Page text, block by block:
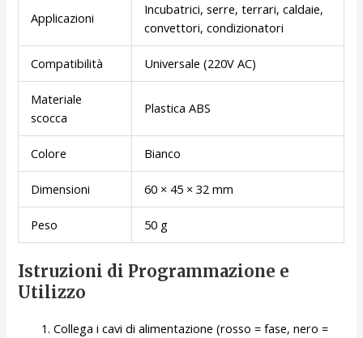
Applicazioni
Incubatrici, serre, terrari, caldaie,
convettori, condizionatori
Compatibilità Universale (220V AC)
Materiale
scocca
Plastica ABS
Colore Bianco
Dimensioni 60 × 45 × 32 mm
Peso 50 g
Istruzioni di Programmazione e
Utilizzo
Collega i cavi di alimentazione (rosso = fase, nero =